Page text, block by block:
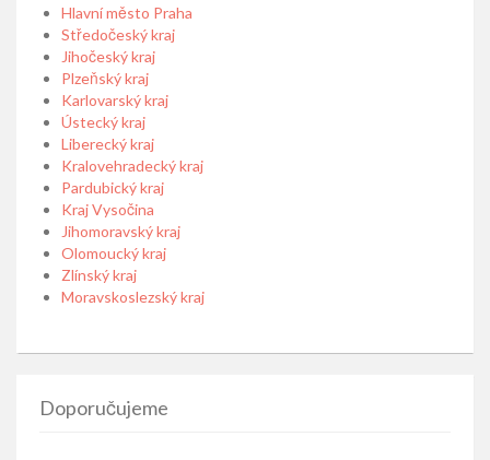
Hlavní město Praha
Středočeský kraj
Jihočeský kraj
Plzeňský kraj
Karlovarský kraj
Ústecký kraj
Liberecký kraj
Kralovehradecký kraj
Pardubický kraj
Kraj Vysočina
Jihomoravský kraj
Olomoucký kraj
Zlínský kraj
Moravskoslezský kraj
Doporučujeme